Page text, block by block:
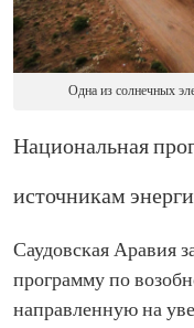
Одна из солнечных
Национальная
источникам
Саудовская Аравия
программу по
направленную на